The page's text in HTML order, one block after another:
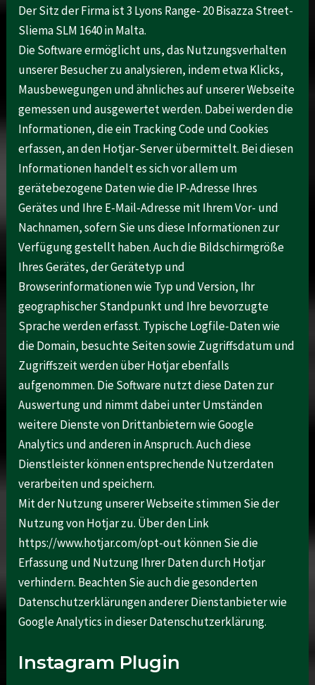
Der Sitz der Firma ist 3 Lyons Range- 20 Bisazza Street-
Sliema SLM 1640 in Malta.
Die Software ermöglicht uns, das Nutzungsverhalten
unserer Besucher zu analysieren, indem etwa Klicks,
Mausbewegungen und ähnliches auf unserer Webseite
gemessen und ausgewertet werden. Dabei werden die
Informationen, die ein Tracking Code und Cookies
erfassen, an den Hotjar-Server übermittelt. Bei diesen
Informationen handelt es sich vor allem um
gerätebezogene Daten wie die IP-Adresse Ihres
Gerätes und Ihre E-Mail-Adresse mit Ihrem Vor- und
Nachnamen, sofern Sie uns diese Informationen zur
Verfügung gestellt haben. Auch die Bildschirmgröße
Ihres Gerätes, der Gerätetyp und
Browserinformationen wie Typ und Version, Ihr
geographischer Standpunkt und Ihre bevorzugte
Sprache werden erfasst. Typische Logfile-Daten wie
die Domain, besuchte Seiten sowie Zugriffsdatum und
Zugriffszeit werden über Hotjar ebenfalls
aufgenommen. Die Software nutzt diese Daten zur
Auswertung und nimmt dabei unter Umständen
weitere Dienste von Drittanbietern wie Google
Analytics und anderen in Anspruch. Auch diese
Dienstleister können entsprechende Nutzerdaten
verarbeiten und speichern.
Mit der Nutzung unserer Webseite stimmen Sie der
Nutzung von Hotjar zu. Über den Link
https://www.hotjar.com/opt-out können Sie die
Erfassung und Nutzung Ihrer Daten durch Hotjar
verhindern. Beachten Sie auch die gesonderten
Datenschutzerklärungen anderer Dienstanbieter wie
Google Analytics in dieser Datenschutzerklärung.
Instagram Plugin